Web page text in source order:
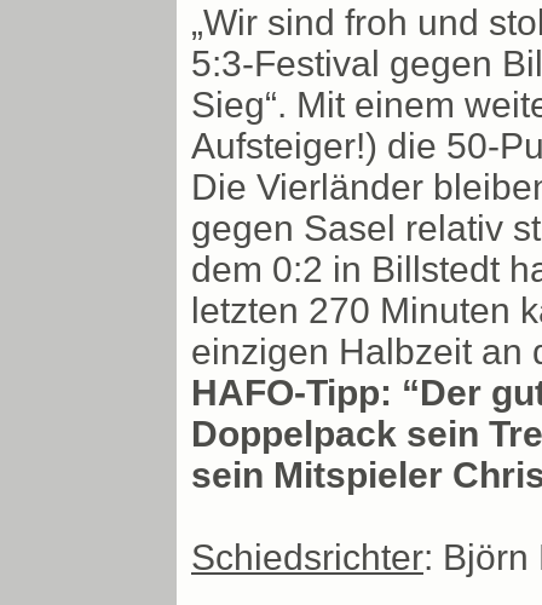
„Wir sind froh und
5:3-Festival gegen
Sieg“. Mit einem
Aufsteiger!) die 50-
Die Vierländer
gegen Sasel relativ
dem 0:2 in Billstedt
letzten 270 Minuten
einzigen Halbzeit an
HAFO-Tipp: “Der
Doppelpack sein
sein Mitspieler
Schiedsrichter: Björn